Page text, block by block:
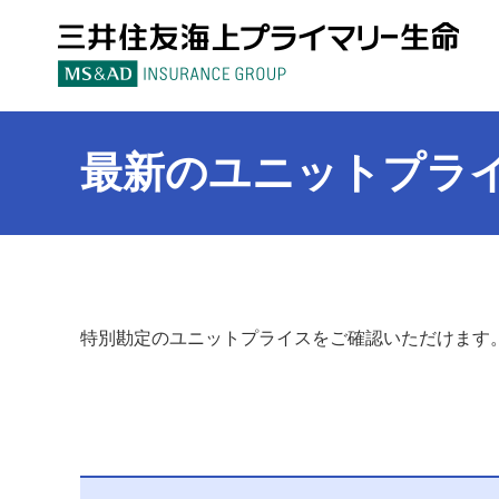
最新のユニットプラ
特別勘定のユニットプライスをご確認いただけます。